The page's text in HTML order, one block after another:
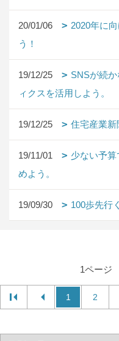
20/01/06
2020年に
う！
19/12/25
SNSが続
ィクスを活用しよう。
19/12/25 住宅産業新
19/11/01
少ない予
めよう。
19/09/30 100歩先行
1ページ
1 2